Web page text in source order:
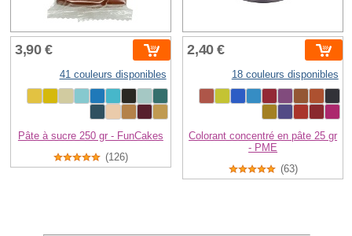
3,90 €
41 couleurs disponibles
Pâte à sucre 250 gr - FunCakes
(126)
2,40 €
18 couleurs disponibles
Colorant concentré en pâte 25 gr
- PME
(63)